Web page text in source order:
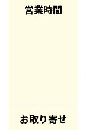
営業時間
お取り寄せ